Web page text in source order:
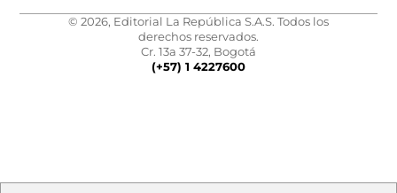
© 2026, Editorial La República S.A.S. Todos los
derechos reservados.
Cr. 13a 37-32, Bogotá
(+57) 1 4227600